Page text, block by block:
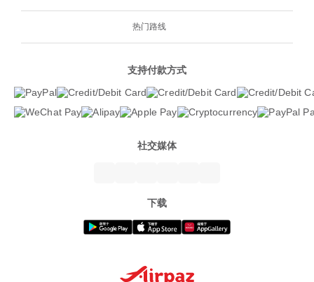
热门路线
支持付款方式
社交媒体
下载